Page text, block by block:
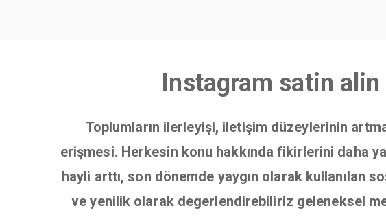
Instagram satin alin
Toplumların ilerleyişi, iletişim düzeylerinin
erişmesi. Herkesin konu hakkında fikirlerini daha
hayli arttı, son dönemde yaygın olarak kullanılan
ve yenilik olarak degerlendirebiliriz geleneksel